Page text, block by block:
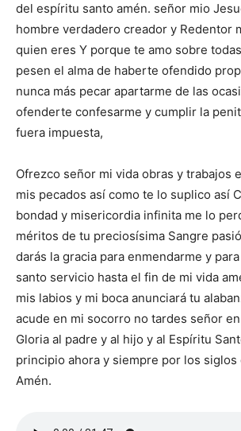
del espíritu santo amén. señor mio
hombre verdadero creador y Redentor
quien eres Y porque te amo sobre
pesen el alma de haberte ofendido
nunca más pecar apartarme de las
ofenderte confesarme y cumplir la
fuera impuesta,
Ofrezco señor mi vida obras y trabajos
mis pecados así como te lo suplico así
bondad y misericordia infinita me lo
méritos de tu preciosísima Sangre
darás la gracia para enmendarme y
santo servicio hasta el fin de mi vida
mis labios y mi boca anunciará tu
acude en mi socorro no tardes señor
Gloria al padre y al hijo y al Espíritu
principio ahora y siempre por los siglos
Amén.